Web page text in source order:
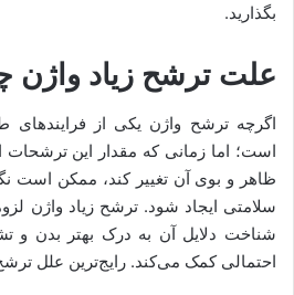
بگذارید.
علت ترشح زیاد
اگرچه ترشح واژن یکی از
است؛ اما زمانی که مقدار این
ظاهر و بوی آن تغییر ‌کند، ممکن است
سلامتی ایجاد شود. ترشح زیاد واژن
شناخت دلایل آن به درک بهتر بدن و
احتمالی کمک می‌کند. رایج‌ترین علل ترشح